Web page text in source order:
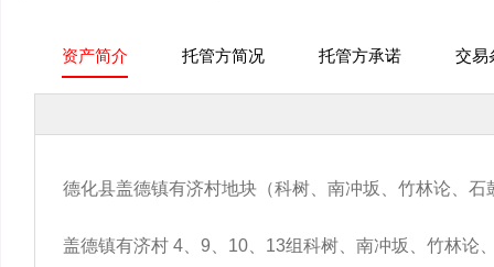
资产简介 托管方简况 托管方承诺 交易
德化县盖德镇有济村地块（科树、南冲坂、竹林论、石
盖德镇有济村 4、9、10、13组科树、南冲坂、竹林论